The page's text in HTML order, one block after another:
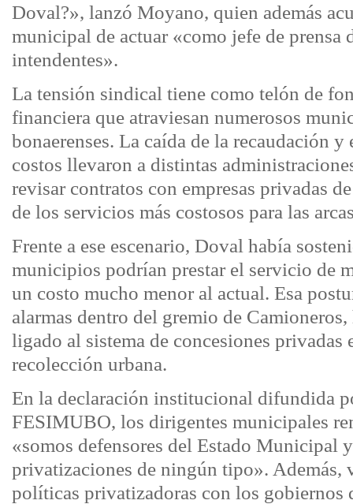
Doval?», lanzó Moyano, quien además
municipal de actuar «como jefe de prensa
intendentes».
La tensión sindical tiene como telón de
financiera que atraviesan numerosos
bonaerenses. La caída de la recaudación y
costos llevaron a distintas
revisar contratos con empresas privadas
de los servicios más costosos para las
Frente a ese escenario, Doval había
municipios podrían prestar el servicio de
un costo mucho menor al actual. Esa
alarmas dentro del gremio de
ligado al sistema de concesiones privadas
recolección urbana.
En la declaración institucional difundida
FESIMUBO, los dirigentes municipales
«somos defensores del Estado Municipal
privatizaciones de ningún tipo». Además,
políticas privatizadoras con los gobiernos